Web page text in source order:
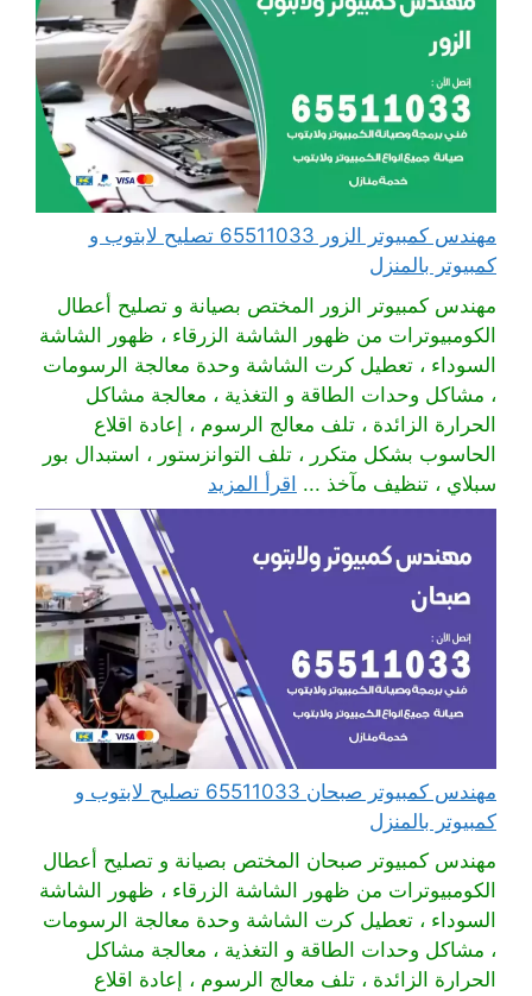
مهندس كمبيوتر الزور 65511033 تصليح لابتوب و
كمبيوتر بالمنزل
مهندس كمبيوتر الزور المختص بصيانة و تصليح أعطال
الكومبيوترات من ظهور الشاشة الزرقاء ، ظهور الشاشة
السوداء ، تعطيل كرت الشاشة وحدة معالجة الرسومات
، مشاكل وحدات الطاقة و التغذية ، معالجة مشاكل
الحرارة الزائدة ، تلف معالج الرسوم ، إعادة اقلاع
الحاسوب بشكل متكرر ، تلف التوانزستور ، استبدال بور
سبلاي ، تنظيف مآخذ ... اقرأ المزيد
مهندس كمبيوتر صبحان 65511033 تصليح لابتوب و
كمبيوتر بالمنزل
مهندس كمبيوتر صبحان المختص بصيانة و تصليح أعطال
الكومبيوترات من ظهور الشاشة الزرقاء ، ظهور الشاشة
السوداء ، تعطيل كرت الشاشة وحدة معالجة الرسومات
، مشاكل وحدات الطاقة و التغذية ، معالجة مشاكل
الحرارة الزائدة ، تلف معالج الرسوم ، إعادة اقلاع